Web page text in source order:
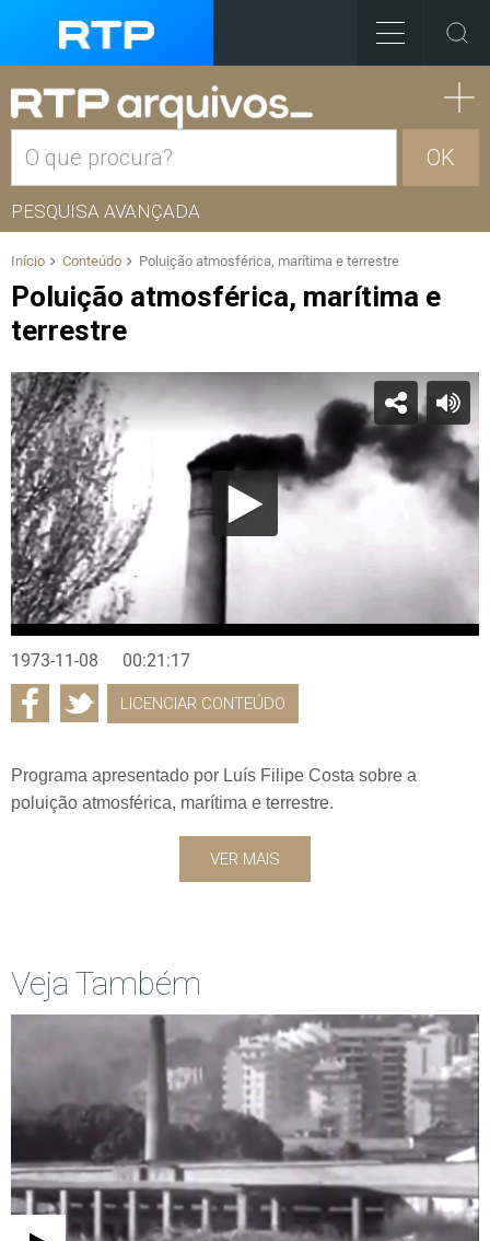
OK
PESQUISA AVANÇADA
Início Conteúdo Poluição atmosférica, marítima e terrestre
Poluição atmosférica, marítima e
terrestre
1973-11-08 00:21:17
LICENCIAR CONTEÚDO
Programa apresentado por Luís Filipe Costa sobre a
poluição atmosférica, marítima e terrestre.
VER MAIS
Veja Também